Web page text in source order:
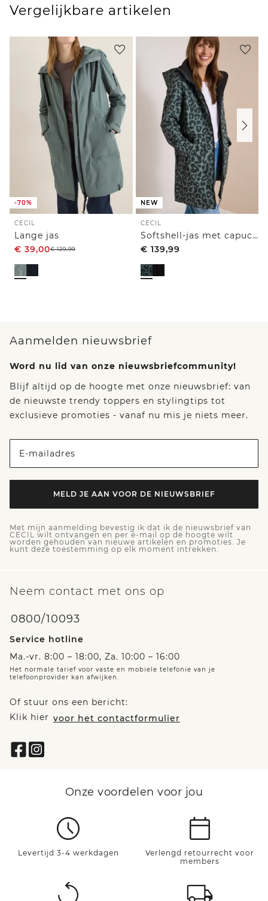
Vergelijkbare artikelen
-70%
CECIL
Lange jas
€ 39,00€129,99
NEW
CECIL
Softshell-jas met capuchon en luipaardprint
€ 139,99
Aanmelden nieuwsbrief
Word nu lid van onze nieuwsbriefcommunity!
Blijf altijd op de hoogte met onze nieuwsbrief: van
de nieuwste trendy toppers en stylingtips tot
exclusieve promoties - vanaf nu mis je niets meer.
E-mailadres
MELD JE AAN VOOR DE NIEUWSBRIEF
Met mijn aanmelding bevestig ik dat ik de nieuwsbrief van
CECIL wilt ontvangen en per e-mail op de hoogte wilt
worden gehouden van nieuwe artikelen en promoties. Je
kunt deze toestemming op elk moment intrekken.
Neem contact met ons op
0800/10093
Service hotline
Ma.-vr. 8:00 – 18:00, Za. 10:00 – 16:00
Het normale tarief voor vaste en mobiele telefonie van je
telefoonprovider kan afwijken.
Of stuur ons een bericht:
Klik hier voor het contactformulier
Onze voordelen voor jou
Levertijd 3-4 werkdagen
Verlengd retourrecht voor
members